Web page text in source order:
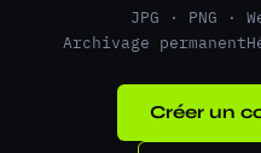
JPG · PNG ·
Archivage permanent
Créer un